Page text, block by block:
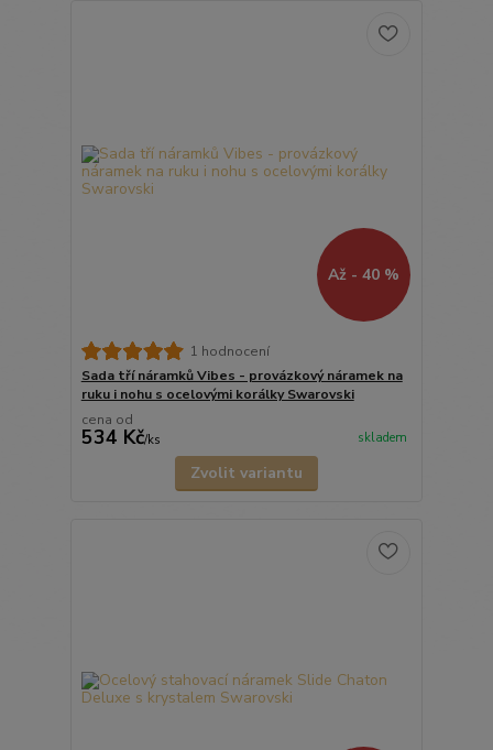
Až - 40 %
1 hodnocení
Sada tří náramků Vibes - provázkový náramek na
ruku i nohu s ocelovými korálky Swarovski
cena od
534 Kč/ks skladem
Zvolit variantu